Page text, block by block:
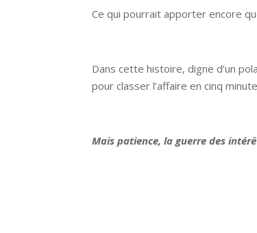
Ce qui pourrait apporter encore
Dans cette histoire, digne d’un
pour classer l’affaire en cinq
Mais patience, la guerre des